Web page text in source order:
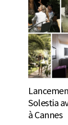
Solestia
à Cannes